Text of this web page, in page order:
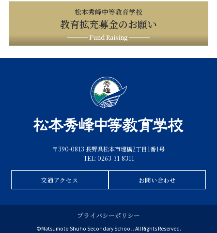
松本秀峰中等教育学校
教育拡充募金のお願い
Fund Raising
〒390-0813 長野県松本市埋橋2丁目1番1号
TEL: 0263-31-8311
交通アクセス お問い合わせ
プライバシーポリシー
©Matsumoto Shuho Secondary School . All Rights Reserved.